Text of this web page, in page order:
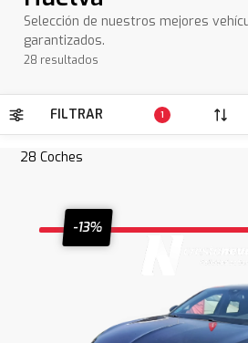
Selección de nuestros mejores
garantizados.
28 resultados
FILTRAR 1
28 Coches
-13%